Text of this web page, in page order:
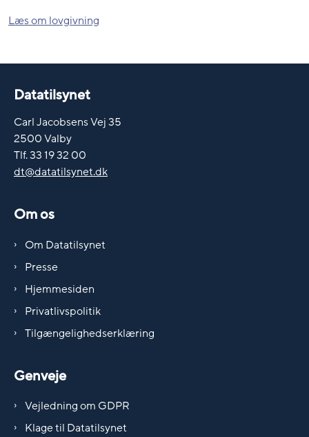
Læs om lovgivning
Datatilsynet
Carl Jacobsens Vej 35
2500 Valby
Tlf. 33 19 32 00
dt@datatilsynet.dk
Om os
Om Datatilsynet
Presse
Hjemmesiden
Privatlivspolitik
Tilgængelighedserklæring
Genveje
Vejledning om GDPR
Klage til Datatilsynet